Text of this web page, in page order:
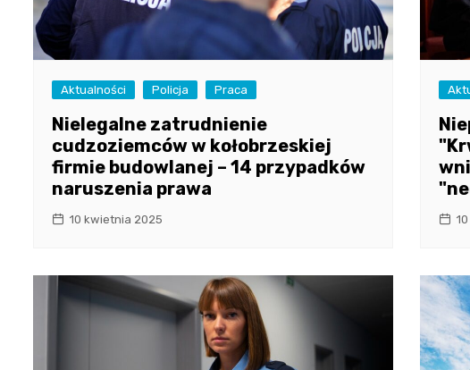
Aktualności Policja Praca
Nielegalne zatrudnienie
cudzoziemców w kołobrzeskiej
firmie budowlanej – 14 przypadków
naruszenia prawa
10 kwietnia 2025